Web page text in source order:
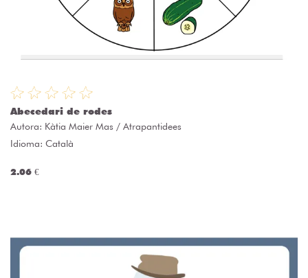
Abecedari de rodes
Autora: Kàtia Maier Mas / Atrapantidees
Idioma: Català
2.06 €